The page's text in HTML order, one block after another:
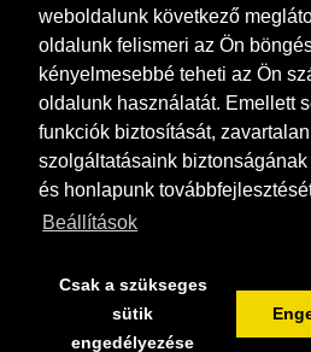
weboldalunk következő
oldalunk felismeri az Ön
kényelmesebbé teheti az Ön
oldalunk használatát. Emellett
funkciók biztosítását,
szolgáltatásaink
és honlapunk
Beállítások
Csak a szükseges
sütik
engedélyezése